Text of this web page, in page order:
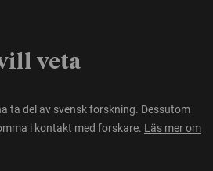
veta
ta del av svensk forskning. Dessutom
i kontakt med forskare. Läs mer om